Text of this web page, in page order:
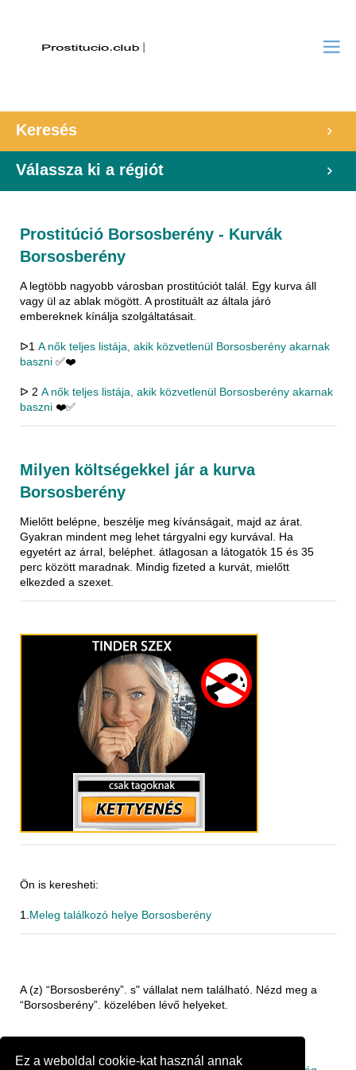
Ez a weboldal cookie-kat használ annak
Keresés
Válassza ki a régiót
Prostitúció Borsosberény - Kurvák
Borsosberény
A legtöbb nagyobb városban prostitúciót talál. Egy kurva áll
vagy ül az ablak mögött. A prostituált az általa járó
embereknek kínálja szolgáltatásait.
ᐅ1 A nők teljes listája, akik közvetlenül Borsosberény akarnak
baszni ✅❤️
ᐅ 2 A nők teljes listája, akik közvetlenül Borsosberény akarnak
baszni ❤️✅
Milyen költségekkel jár a kurva
Borsosberény
Mielőtt belépne, beszélje meg kívánságait, majd az árat.
Gyakran mindent meg lehet tárgyalni egy kurvával. Ha
egyetért az árral, beléphet. átlagosan a látogatók 15 és 35
perc között maradnak. Mindig fizeted a kurvát, mielőtt
elkezded a szexet.
Ön is keresheti:
1. Meleg találkozó helye Borsosberény
A (z) “Borsosberény”. s" vállalat nem található. Nézd meg a
“Borsosberény”. közelében lévő helyeket.